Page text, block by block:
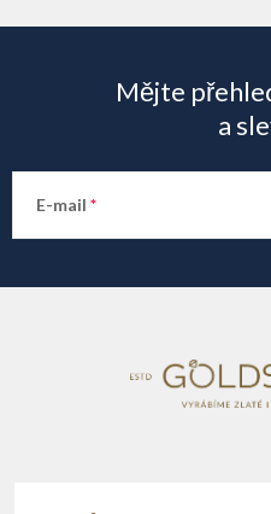
a
t
Mějte
a
E-mail